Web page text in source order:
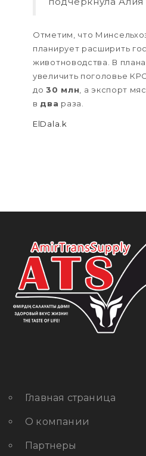
Отметим, что
планирует расширить
животноводства. В
увеличить поголовье
до30 млн, а экспорт
в два раза.
ElDala.k
Главная страница
О компании
Партнеры